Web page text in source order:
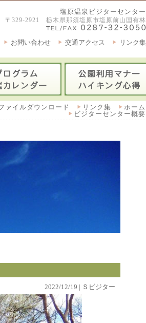
塩原温泉ビジターセンター
〒329-2921 栃木県那須塩原市塩原前山国有林
リンク集
交通アクセス
お問い合わせ
ホーム
リンク集
イルダウンロード
ビジターセンター概要
2022/12/19 | Ｓビジター